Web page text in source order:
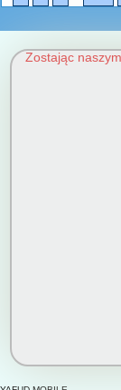
Zostając